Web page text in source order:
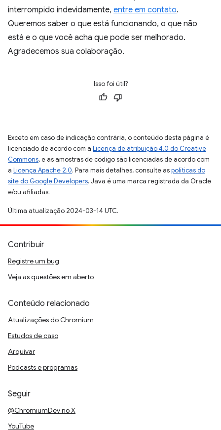
interrompido indevidamente, entre em contato.
Queremos saber o que está funcionando, o que não
está e o que você acha que pode ser melhorado.
Agradecemos sua colaboração.
Isso foi útil?
Exceto em caso de indicação contrária, o conteúdo desta página é
licenciado de acordo com a Licença de atribuição 4.0 do Creative
Commons, e as amostras de código são licenciadas de acordo com
a Licença Apache 2.0. Para mais detalhes, consulte aspolíticas do
site do Google Developers. Java é uma marca registrada da Oracle
e/ou afiliadas.
Última atualização 2024-03-14 UTC.
Contribuir
Registre um bug
Veja as questões em aberto
Conteúdo relacionado
Atualizações do Chromium
Estudos de caso
Arquivar
Podcasts e programas
Seguir
@ChromiumDev no X
YouTube